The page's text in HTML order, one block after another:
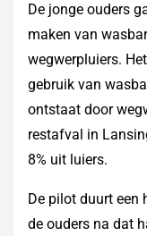
De jonge ouders
maken van
wegwerpluiers.
gebruik van
ontstaat door
restafval in
8% uit luiers.
De pilot duurt een
de ouders na dat